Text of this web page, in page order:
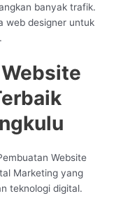
banyak trafik.
web designer untuk
Website
Marketing yang
teknologi digital.